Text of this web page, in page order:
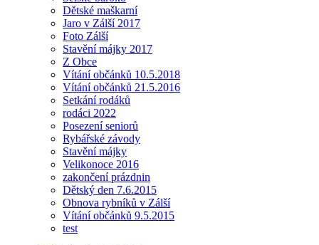
Dětské maškarní
Jaro v Zálší 2017
Foto Zálší
Stavění májky 2017
Z Obce
Vítání občánků 10.5.2018
Vítání občánků 21.5.2016
Setkání rodáků
rodáci 2022
Posezení seniorů
Rybářské závody
Stavění májky
Velikonoce 2016
zakončení prázdnin
Dětský den 7.6.2015
Obnova rybníků v Zálší
Vítání občánků 9.5.2015
test